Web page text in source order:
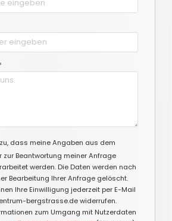
dass meine Angaben aus dem
zur Beantwortung meiner Anfrage
werden. Die Daten werden nach
Bearbeitung Ihrer Anfrage gelöscht.
Ihre Einwilligung jederzeit per E-Mail
bergstrasse.de widerrufen.
zum Umgang mit Nutzerdaten